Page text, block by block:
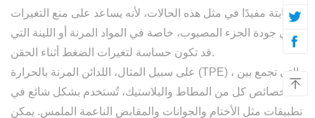
الثابتة مفيدًا في مثل هذه الحالات، لأنه يساعد على منع التغيرات
في جودة الجزء المصبوب، خاصة في المواد المرنة أو اللينة التي
قد تكون حساسة لتغيرات الضغط أثناء الحقن.
على سبيل المثال، اللدائن المرنة بالحرارة (TPE) ، والتي تجمع بين
خصائص كل من المطاط والبلاستيك، تُستخدم بشكل شائع في
تطبيقات مثل الأختام والجوانات والمقابض الناعمة الملمس. يمكن